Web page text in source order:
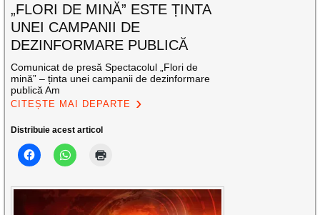
„FLORI DE MINĂ” ESTE ȚINTA
UNEI CAMPANII DE
DEZINFORMARE PUBLICĂ
Comunicat de presă Spectacolul „Flori de
mină” – ținta unei campanii de dezinformare
publică Am
CITEȘTE MAI DEPARTE
Distribuie acest articol